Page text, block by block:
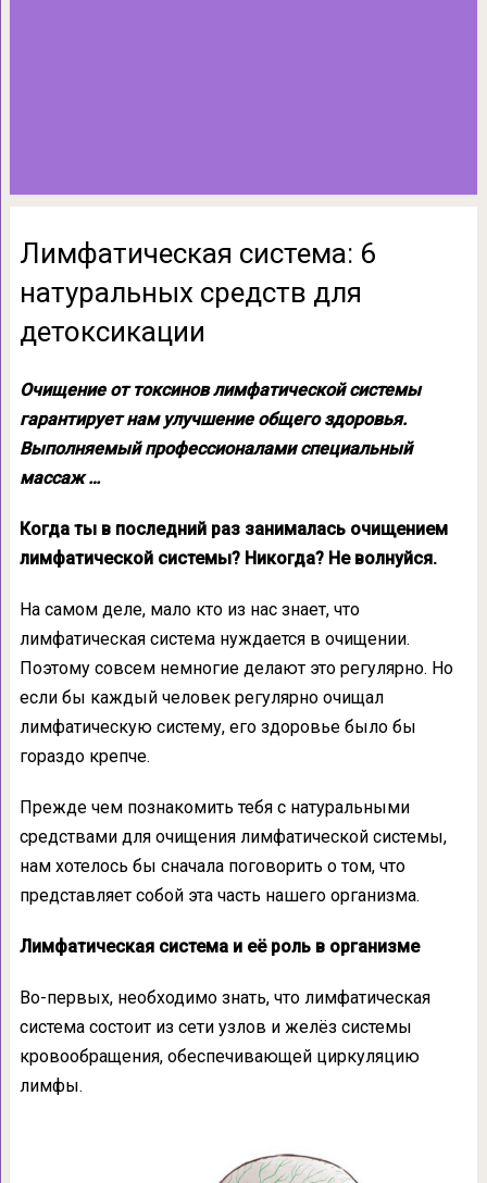
Лимфатическая система: 6
натуральных средств для
детоксикации
Очищение от токсинов лимфатической системы
гарантирует нам улучшение общего здоровья.
Выполняемый профессионалами специальный
массаж …
Когда ты в последний раз занималась очищением
лимфатической системы? Никогда? Не волнуйся.
На самом деле, мало кто из нас знает, что
лимфатическая система нуждается в очищении.
Поэтому совсем немногие делают это регулярно. Но
если бы каждый человек регулярно очищал
лимфатическую систему, его здоровье было бы
гораздо крепче.
Прежде чем познакомить тебя с натуральными
средствами для очищения лимфатической системы,
нам хотелось бы сначала поговорить о том, что
представляет собой эта часть нашего организма.
Лимфатическая система и её роль в организме
Во-первых, необходимо знать, что лимфатическая
система состоит из сети узлов и желёз системы
кровообращения, обеспечивающей циркуляцию
лимфы.